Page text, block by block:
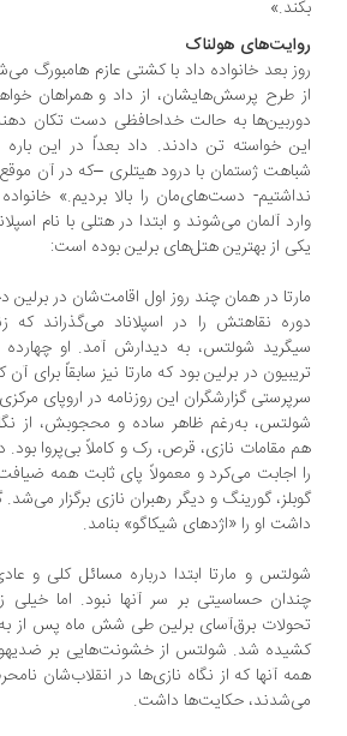
هولناک
بعد خانواده داد با کشتی عازم هامبورگ می‌شوند:
طرح پرسش‌هایشان، از داد و همراهان خواهش
به حالت خداحافظی دست تکان دهند. آنها
خواسته تن دادند. داد بعداً در این باره نوشت:
ژستمان با درود هیتلری –که در آن موقع
آلمان می‌شوند و ابتدا در هتلی با نام اسپلاناد
از بهترین هتل‌های برلین بوده است:
در همان چند روز اول اقامت‌شان در برلین دچار
نقاهتش را در اسپلاناد می‌گذراند که زنی
شولتس، به دیدارش آمد. او چهارده سال
در برلین بود که مارتا نیز سابقاً برای آن کار
گزارشگران این روزنامه در اروپای مرکزی را
به‌رغم ظاهر ساده و محجوبش، از نگاه
مقامات نازی، قرص، رک و کاملاً بی‌پروا بود. دعوت
اجابت می‌کرد و معمولاً پای ثابت همه ضیافت‌هایی
گورینگ و دیگر رهبران نازی برگزار می‌شد.
او را «اژدهای شیکاگو» بنامد.
و مارتا ابتدا درباره مسائل کلی و عادی
حساسیتی بر سر آنها نبود. اما خیلی زود
برق‌آسای برلین طی شش ماه پس از به قدرت
شد. شولتس از خشونت‌هایی بر ضدیهودیان،
آنها که از نگاه نازی‌ها در انقلاب‌شان نامحرم و
حکایت‌ها داشت.